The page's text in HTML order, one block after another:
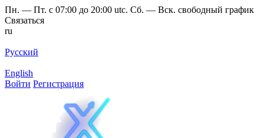
Пн. — Пт. с 07:00 до 20:00 utc. Сб. — Вск. свободный график
Связаться
ru
Русский
English
Войти Регистрация